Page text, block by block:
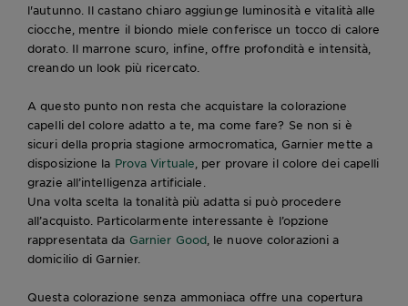
l'autunno. Il castano chiaro aggiunge luminosità e vitalità alle
ciocche, mentre il biondo miele conferisce un tocco di calore
dorato. Il marrone scuro, infine, offre profondità e intensità,
creando un look più ricercato.
A questo punto non resta che acquistare la colorazione
capelli del colore adatto a te, ma come fare? Se non si è
sicuri della propria stagione armocromatica, Garnier mette a
disposizione la Prova Virtuale , per provare il colore dei capelli
grazie all’intelligenza artificiale.
Una volta scelta la tonalità più adatta si può procedere
all’acquisto. Particolarmente interessante è l’opzione
rappresentata da Garnier Good, le nuove colorazioni a
domicilio di Garnier.
Questa colorazione senza ammoniaca offre una copertura